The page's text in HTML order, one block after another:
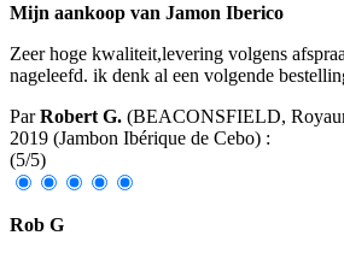
Mijn aankoop van Jamon Iberico
Zeer hoge kwaliteit,levering volgens
nageleefd. ik denk al een volgende
ParRobert G. (BEACONSFIELD,
2019 (Jambon Ibérique de Cebo) :
(5/5)
Rob G